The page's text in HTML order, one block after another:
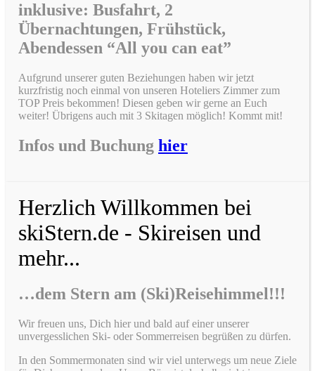
inklusive: Busfahrt, 2
Übernachtungen, Frühstück,
Abendessen “All you can eat”
Aufgrund unserer guten Beziehungen haben wir jetzt
kurzfristig noch einmal von unseren Hoteliers Zimmer zum
TOP Preis bekommen! Diesen geben wir gerne an Euch
weiter! Übrigens auch mit 3 Skitagen möglich! Kommt mit!
Infos und Buchung hier
Herzlich Willkommen bei
skiStern.de - Skireisen und
mehr...
…dem Stern am (Ski)Reisehimmel!!!
Wir freuen uns, Dich hier und bald auf einer unserer
unvergesslichen Ski- oder Sommerreisen begrüßen zu dürfen.
In den Sommermonaten sind wir viel unterwegs um neue Ziele